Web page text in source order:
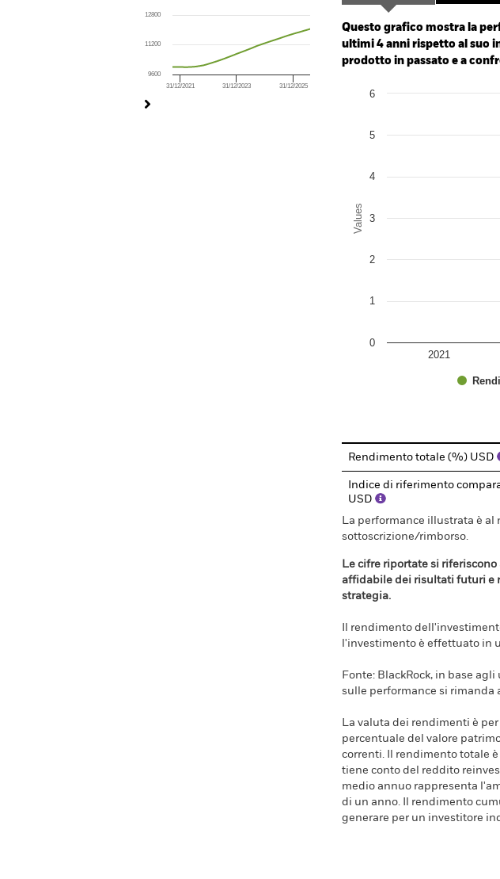
The chart has 1 X axis displaying Time. Range: 2021-09-20 00:00:00 to
The chart has 1 Y axis displaying values. Range: 9600 to 14400.
31/12/2021 31/12/2023 31/12/2025
9600
11200
12800
Questo grafico mostra la
ultimi 4 anni rispetto al suo
prodotto in passato e a
Chart
Bar chart with 2 data series.
The chart has 1 Y axis
Values
2021
0
1
2
3
4
5
6
Rendimento totale (%) USD
Indice di riferimento
USD
La performance illustrata è al
sottoscrizione/rimborso.
Le cifre riportate si
affidabile dei risultati futuri e
strategia.
Il rendimento
l'investimento è effettuato in
Fonte: BlackRock, in base
sulle performance si rimanda
La valuta dei rendimenti è
percentuale del valore
correnti. Il rendimento totale
tiene conto del reddito
medio annuo rappresenta
di un anno. Il rendimento
generare per un investitore